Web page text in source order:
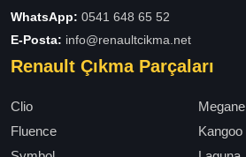
WhatsApp: 0541 648 65 52
E-Posta: info@renaultcikma.net
Renault Çıkma Parçaları
Clio
Megane
Fluence
Kangoo